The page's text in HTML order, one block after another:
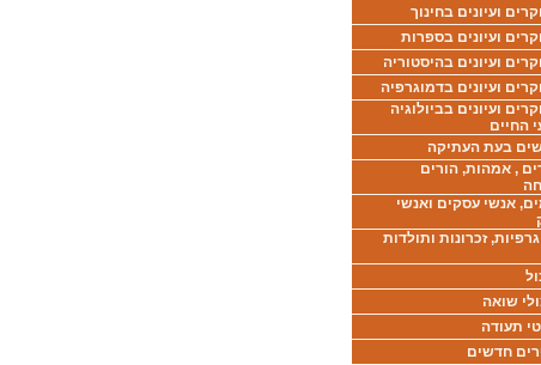
ועיונים בחינוך
ועיונים בספרות
ועיונים בהיסטוריה
ועיונים בדמוגרפיה
ועיונים בביולוגיה
החיים
בעת העתיקה
, אמהות, הורים
אנשי עסקים ואנשי
זכרונות ותולדות
שואה
תעודה
חדשים